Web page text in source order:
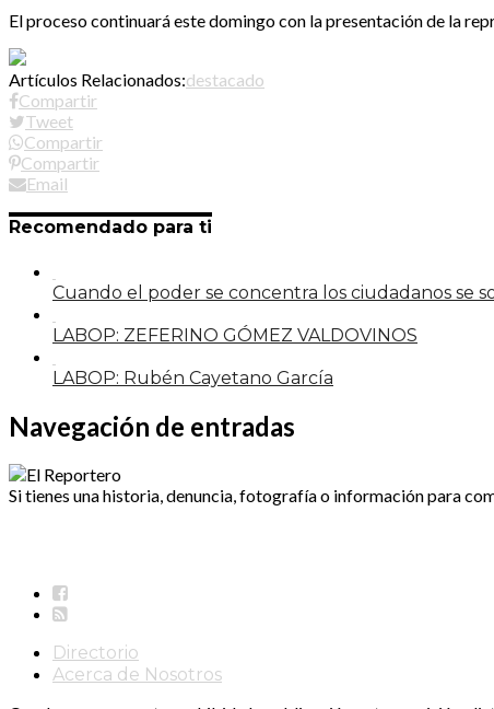
El proceso continuará este domingo con la presentación de la
Artículos Relacionados:destacado
Compartir
Tweet
Compartir
Compartir
Email
Recomendado para ti
Cuando el poder se concentra los ciudadanos se
LABOP: ZEFERINO GÓMEZ VALDOVINOS
LABOP: Rubén Cayetano García
Navegación de entradas
Si tienes una historia, denuncia, fotografía o información para
Directorio
Acerca de Nosotros